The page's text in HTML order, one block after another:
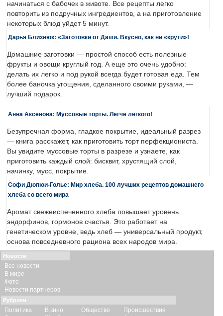
начинаться с бабочек в животе. Все рецепты легко
повторить из подручных ингредиентов, а на приготовление
некоторых блюд уйдет 5 минут.
Дарья Близнюк: «Заготовки от Даши. Вкусно, как ни «крути»!
Домашние заготовки — простой способ есть полезные
фрукты и овощи круглый год. А еще это очень удобно:
делать их легко и под рукой всегда будет готовая еда. Тем
более баночка угощения, сделанного своими руками, —
лучший подарок.
Анна Аксёнова: Муссовые торты. Легче легкого!
Безупречная форма, гладкое покрытие, идеальный разрез
— книга расскажет, как приготовить торт перфекциониста.
Вы увидите муссовые торты в разрезе и узнаете, как
приготовить каждый слой: бисквит, хрустящий слой,
начинку, мусс, покрытие.
Софи Дюпюи-Голье: Мир хлеба. 100 лучших рецептов домашнего
хлеба со всего мира
Аромат свежеиспеченного хлеба повышает уровень
эндорфинов, гормонов счастья. Это работает на
генетическом уровне, ведь хлеб — универсальный продукт,
основа повседневного рациона всех народов мира.
Новости
Все новости
В мире
Фото
Новости партнеров
Рубрики
Политика
В кино
Общество
Происшествия